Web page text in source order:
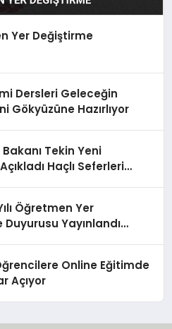
Yer Değiştirme
Dersleri Geleceğin
Gökyüzüne Hazırlıyor
Tekin Yeni
Haçlı Seferleri
Öğretmen Yer
Yayınlandı
Online Eğitimde
Açıyor